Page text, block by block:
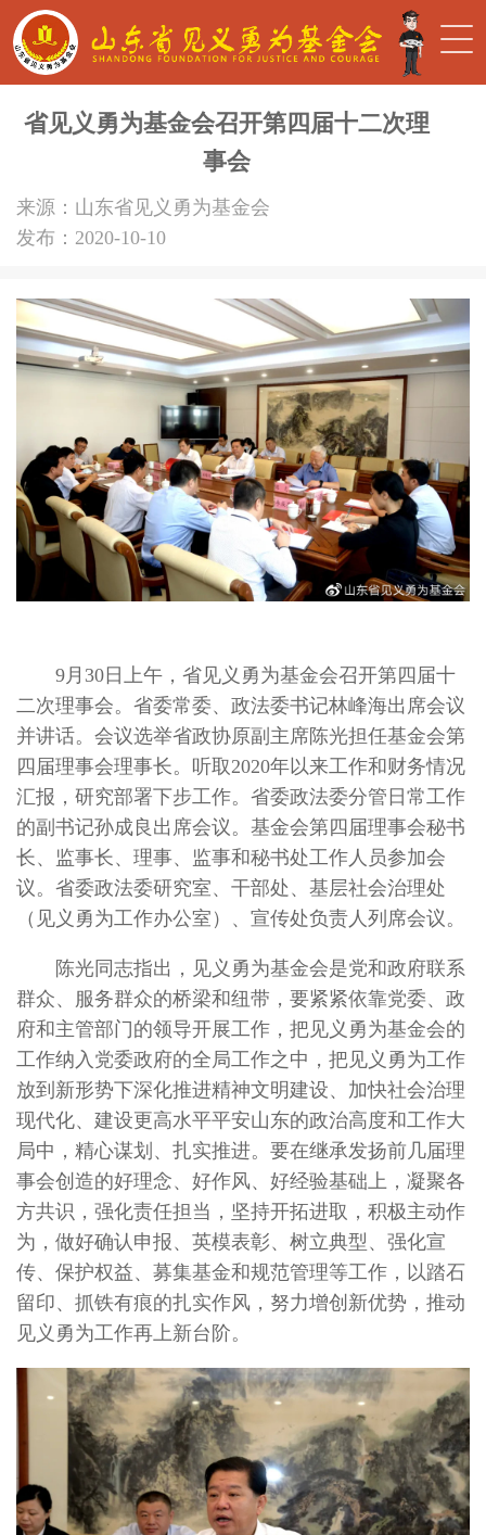
省见义勇为基金会召开第四届十二次理
事会
来源：山东省见义勇为基金会
发布：2020-10-10
9月30日上午，省见义勇为基金会召开第四届十
二次理事会。省委常委、政法委书记林峰海出席会议
并讲话。会议选举省政协原副主席陈光担任基金会第
四届理事会理事长。听取2020年以来工作和财务情况
汇报，研究部署下步工作。省委政法委分管日常工作
的副书记孙成良出席会议。基金会第四届理事会秘书
长、监事长、理事、监事和秘书处工作人员参加会
议。省委政法委研究室、干部处、基层社会治理处
（见义勇为工作办公室）、宣传处负责人列席会议。
陈光同志指出，见义勇为基金会是党和政府联系
群众、服务群众的桥梁和纽带，要紧紧依靠党委、政
府和主管部门的领导开展工作，把见义勇为基金会的
工作纳入党委政府的全局工作之中，把见义勇为工作
放到新形势下深化推进精神文明建设、加快社会治理
现代化、建设更高水平平安山东的政治高度和工作大
局中，精心谋划、扎实推进。要在继承发扬前几届理
事会创造的好理念、好作风、好经验基础上，凝聚各
方共识，强化责任担当，坚持开拓进取，积极主动作
为，做好确认申报、英模表彰、树立典型、强化宣
传、保护权益、募集基金和规范管理等工作，以踏石
留印、抓铁有痕的扎实作风，努力增创新优势，推动
见义勇为工作再上新台阶。